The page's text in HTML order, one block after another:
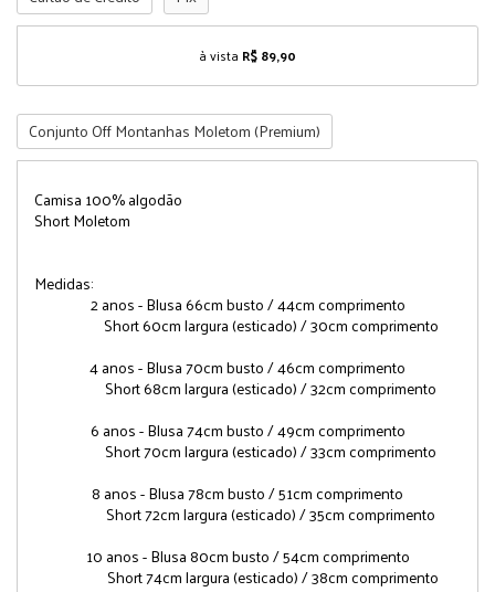
à vista R$ 89,90
Conjunto Off Montanhas Moletom (Premium)
Camisa 100% algodão
Short Moletom
Medidas:
2 anos - Blusa 66cm busto / 44cm comprimento
Short 60cm largura (esticado) / 30cm comprimento
4 anos - Blusa 70cm busto / 46cm comprimento
Short 68cm largura (esticado) / 32cm comprimento
6 anos - Blusa 74cm busto / 49cm comprimento
Short 70cm largura (esticado) / 33cm comprimento
8 anos - Blusa 78cm busto / 51cm comprimento
Short 72cm largura (esticado) / 35cm comprimento
10 anos - Blusa 80cm busto / 54cm comprimento
Short 74cm largura (esticado) / 38cm comprimento